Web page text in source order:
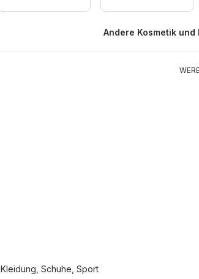
Andere Kosmetik
Kleidung, Schuhe, Sport